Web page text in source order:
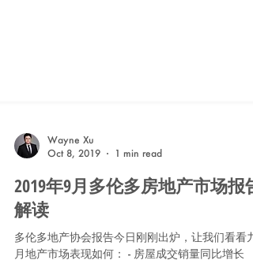
Wayne Xu
Oct 8, 2019
2019年9月多伦多房地产市场报告